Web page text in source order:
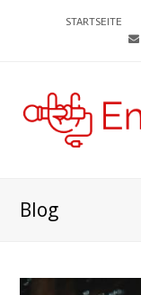
STARTSEITE
Blog